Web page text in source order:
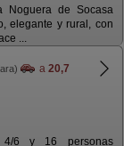
Noguera de Socasa
elegante y rural, con
...
a 20,7
6 y 16 personas